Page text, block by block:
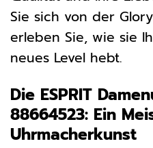
Sie sich von der
erleben Sie, wie sie
neues Level hebt.
Die ESPRIT
88664523: Ein
Uhrmacherkunst